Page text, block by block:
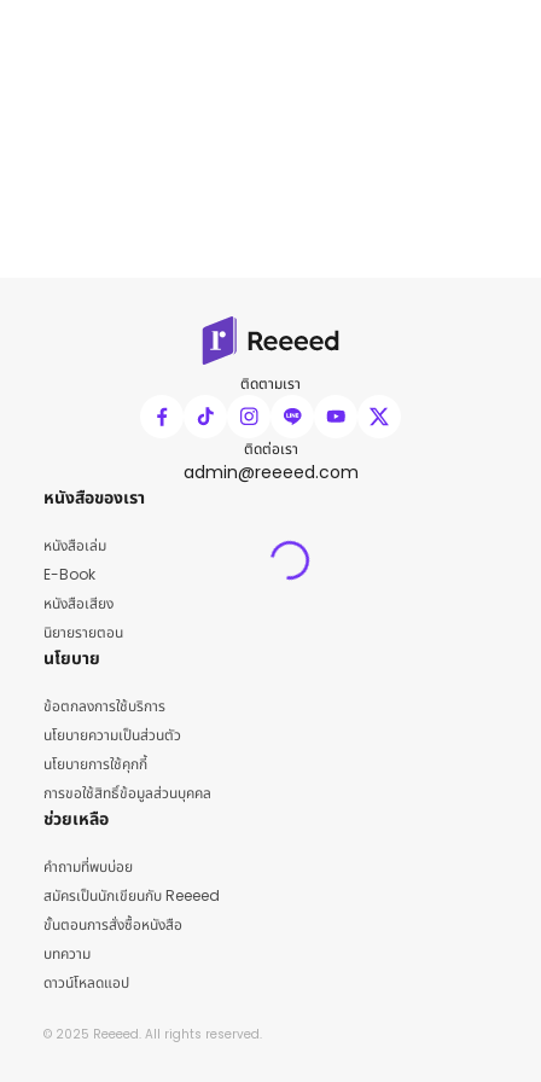
ติดตามเรา
ติดต่อเรา
admin@reeeed.com
หนังสือของเรา
หนังสือเล่ม
E-Book
หนังสือเสียง
นิยายรายตอน
นโยบาย
ข้อตกลงการใช้บริการ
นโยบายความเป็นส่วนตัว
นโยบายการใช้คุกกี้
การขอใช้สิทธิ์ข้อมูลส่วนบุคคล
ช่วยเหลือ
คำถามที่พบบ่อย
สมัครเป็นนักเขียนกับ Reeeed
ขั้นตอนการสั่งซื้อหนังสือ
บทความ
ดาวน์โหลดแอป
© 2025 Reeeed. All rights reserved.